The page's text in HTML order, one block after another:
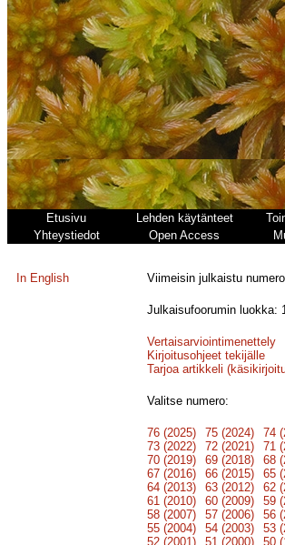
Etusivu Lehden käytänteet
Yhteystiedot
Open Access
In English Viimeisin julkaistu
Julkaisufoorumin luokka:
Vertaisarviointimenettely
Kirjoitusohjeet tekijälle
Tarjoa artikkeli
Valitse numero:
76 (2025) 75 (2024)
74
73 (2022)
72 (2021)
71
70 (2019)
69 (2018)
68
67 (2016)
66 (2015)
65
64 (2013)
63 (2012)
62
61 (2010)
60 (2009)
59
58 (2007)
57 (2006)
56
55 (2004)
54 (2003)
53
52 (2001)
51 (2000)
50